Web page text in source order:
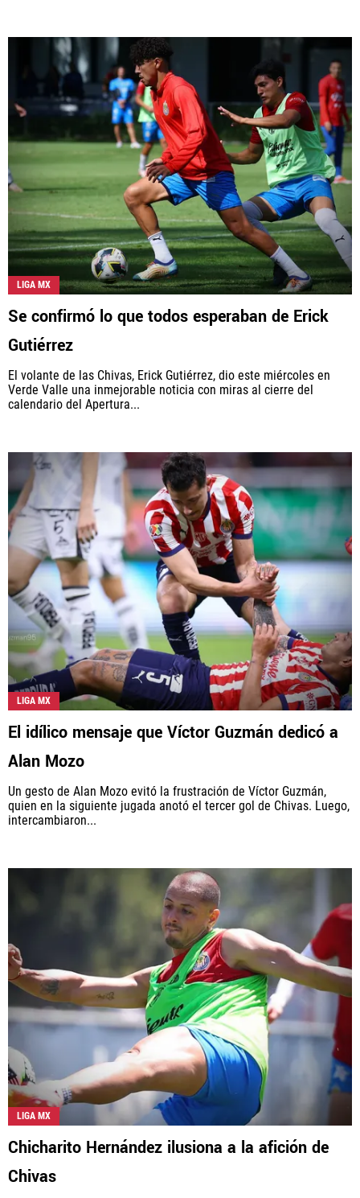
LIGA MX
Se confirmó lo que todos esperaban de Erick
Gutiérrez
El volante de las Chivas, Erick Gutiérrez, dio este miércoles en
Verde Valle una inmejorable noticia con miras al cierre del
calendario del Apertura...
LIGA MX
El idílico mensaje que Víctor Guzmán dedicó a
Alan Mozo
Un gesto de Alan Mozo evitó la frustración de Víctor Guzmán,
quien en la siguiente jugada anotó el tercer gol de Chivas. Luego,
intercambiaron...
LIGA MX
Chicharito Hernández ilusiona a la afición de
Chivas